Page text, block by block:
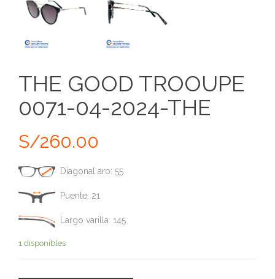
THE GOOD TROOUPE
0071-04-2024-THE
S/260.00
Diagonal aro: 55
Puente: 21
Largo varilla: 145
1 disponibles